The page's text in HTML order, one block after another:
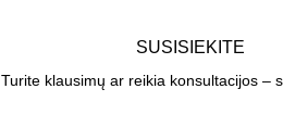
SUSISIEKITE
Turite klausimų ar reikia konsultacijos –